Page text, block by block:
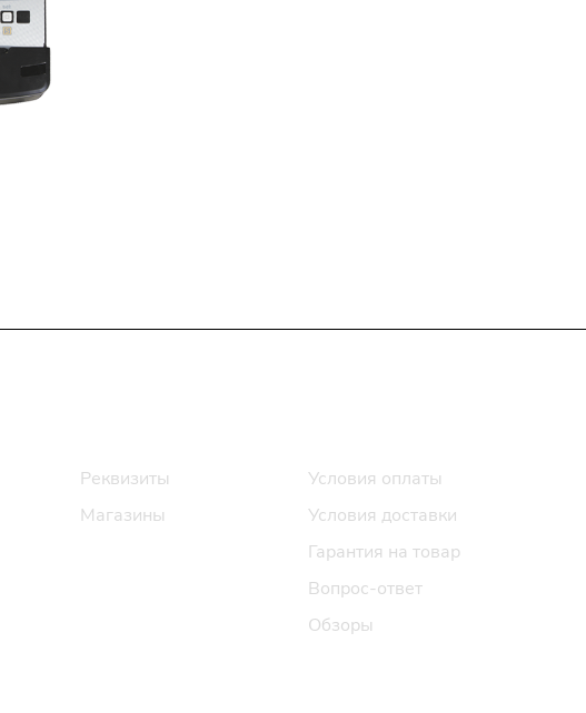
Реквизиты
Магазины
Условия оплаты
Условия доставки
Гарантия на товар
Вопрос-ответ
Обзоры